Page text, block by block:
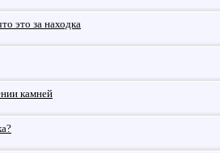
это за находка
камней